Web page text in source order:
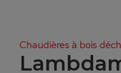
Chaudières à bois